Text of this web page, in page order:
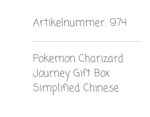
Artikelnummer: 974
Pokemon Charizard
Journey Gift Box
Simplified Chinese